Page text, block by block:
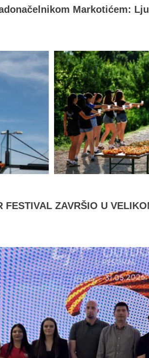
Markotićem:
FESTIVAL ZAVRŠIO U